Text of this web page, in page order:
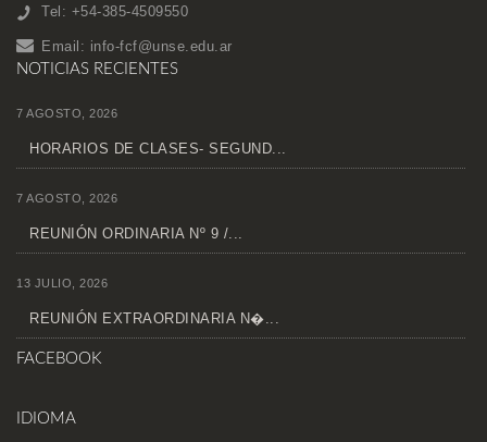
Tel: +54-385-4509550
Email: info-fcf@unse.edu.ar
NOTICIAS RECIENTES
7 AGOSTO, 2026
HORARIOS DE CLASES- SEGUND...
7 AGOSTO, 2026
REUNIÓN ORDINARIA Nº 9 /...
13 JULIO, 2026
REUNIÓN EXTRAORDINARIA N�...
FACEBOOK
IDIOMA